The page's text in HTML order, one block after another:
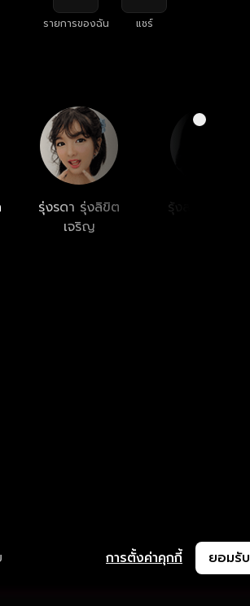
รายการของฉัน แชร์
รุ่งรดา รุ่งลิขิต
เจริญ
รุ้งลาวัลย์ โทนะ
การตั้งค่าคุกกี้ ยอมรับ